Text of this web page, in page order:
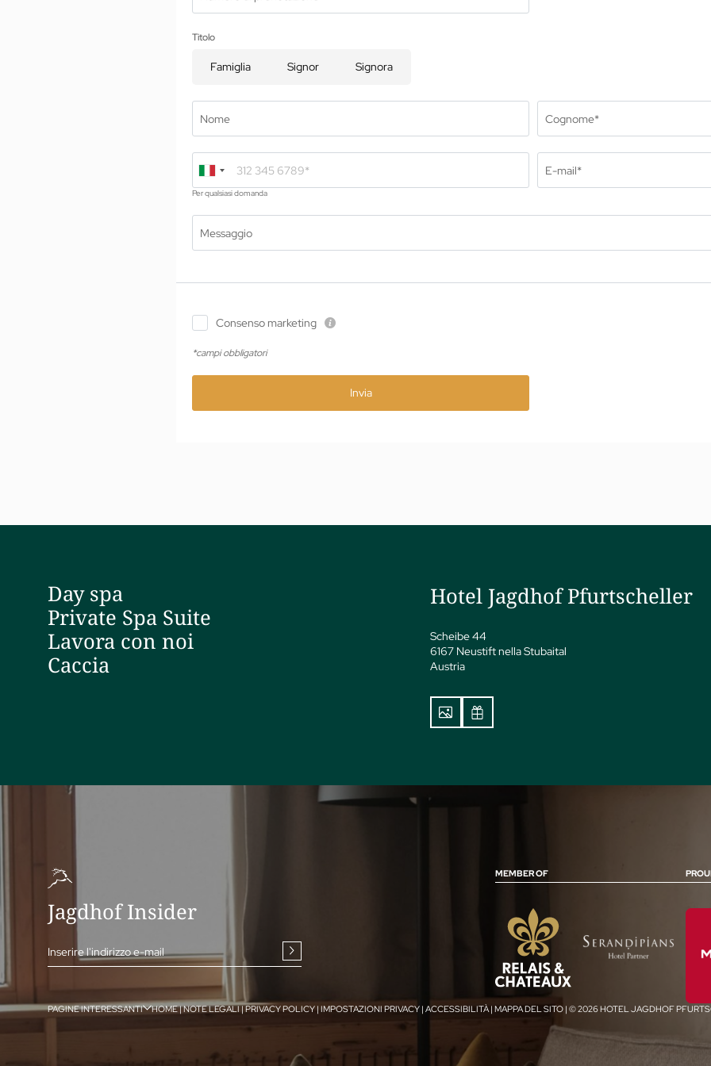
Spa
Trattamenti
Yoga
Titolo
Famiglia Signor Signora
Nome Cognome*
Per qualsiasi domanda
E-mail*
Messaggio
Consenso marketing
*campi obbligatori
Invia
Day spa
Private Spa Suite
Lavora con noi
Caccia
Hotel Jagdhof Pfurtscheller
Scheibe 44
6167 Neustift nella Stubaital
Austria
Jagdhof Insider
Inserire l'indirizzo e-mail
MEMBER OF
PAGINE INTERESSANTI HOME|NOTE LEGALI| PRIVACY POLICY|IMPOSTAZIONI PRIVACY | ACCESSIBILITÀ| MAPPA DEL SITO | © 2026 HOTEL JAGDHOF